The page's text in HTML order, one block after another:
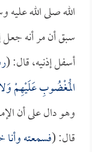
الله صلى الله
سبق أن مر أنه جعل
أسفل إذنيه، قال: (
الْمَغْضُوبِ عَلَيْهِمْ
وهو دال على أن
قال: (فسمعته